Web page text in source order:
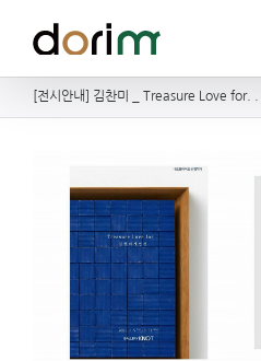
[전시안내] 김찬미 _ Treasure Love for. . .